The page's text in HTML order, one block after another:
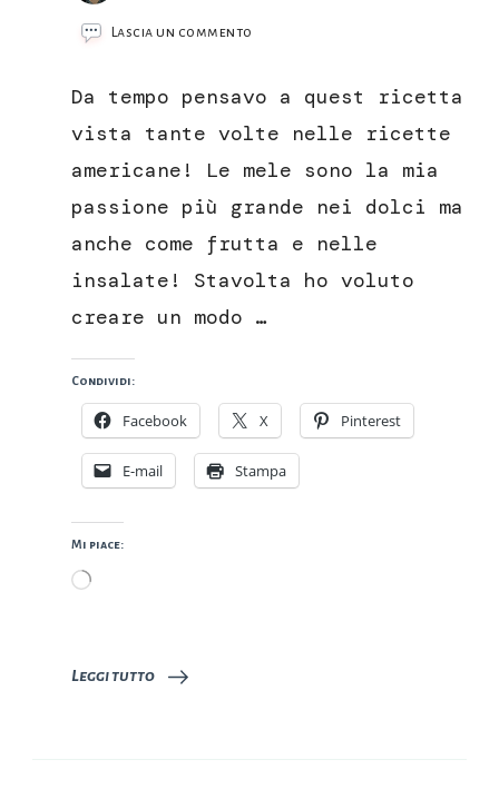
Lascia un commento
il
burro
mele
e
senza
Da tempo pensavo a quest ricetta
vista tante volte nelle ricette
americane! Le mele sono la mia
passione più grande nei dolci ma
anche come frutta e nelle
insalate! Stavolta ho voluto
creare un modo …
Condividi:
Facebook X Pinterest
E-mail Stampa
Mi piace:
Caricamento
Leggi tutto